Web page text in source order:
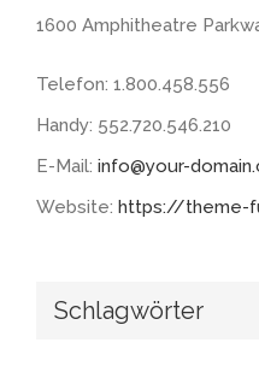
1600 Amphitheatre
Telefon: 1.800.458.556
Handy: 552.720.546.210
E-Mail: info@your-
Website: https://theme-
Schlagwörter